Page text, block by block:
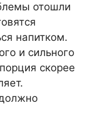
отошли
напитком.
и сильного
скорее